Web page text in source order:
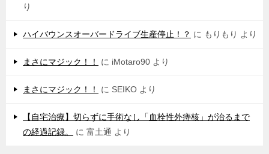
り
ハイバウンスオーバードライブ生産停止！？ に もりもり より
まさにマジック！！ に iMotaro90 より
まさにマジック！！ に SEIKO より
【自宅治療】切らずに手術なし「血栓性外痔核」が治るまで
の経過記録。
に 富土通 より